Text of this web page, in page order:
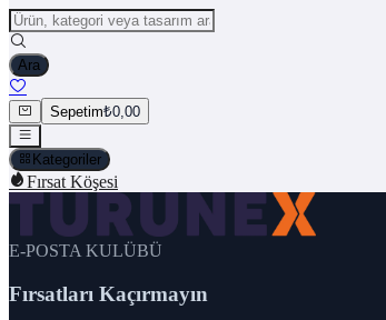
Ara
Sepetim₺0,00
Kategoriler
Fırsat Köşesi
E-POSTA KULÜBÜ
Fırsatları Kaçırmayın